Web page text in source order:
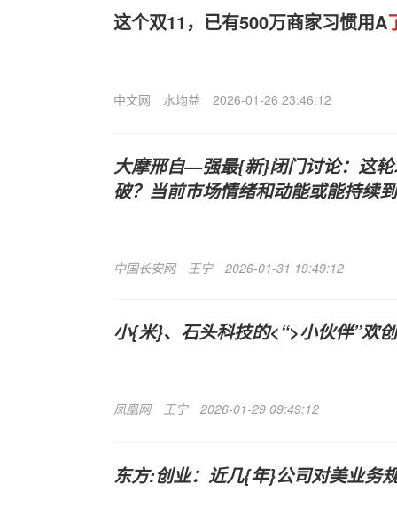
这个双11，已有500万商家习惯用A
中文网 水均益 2026-01-26 23:46:12
大摩邢自—强最{新}闭门讨论：这
破？当前市场情绪和动能或能持续
中国长安网 王宁 2026-01-31 19:49:12
小{米}、石头科技的<“>小伙伴”欢
凤凰网 王宁 2026-01-29 09:49:12
东方:创业：近几{年}公司对美业务